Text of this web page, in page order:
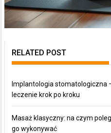
RELATED POST
Implantologia stomatologiczna
leczenie krok po kroku
Masaż klasyczny: na czym
go wykonywać